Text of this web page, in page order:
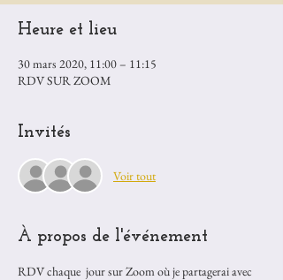
Heure et lieu
30 mars 2020, 11:00 – 11:15
RDV SUR ZOOM
Invités
Voir tout
À propos de l'événement
RDV chaque  jour sur Zoom où je partagerai avec